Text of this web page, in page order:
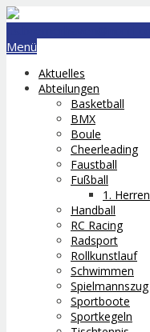
Menü
Aktuelles
Abteilungen
Basketball
BMX
Boule
Cheerleading
Faustball
Fußball
1. Herren
Handball
RC Racing
Radsport
Rollkunstlauf
Schwimmen
Spielmannszug
Sportboote
Sportkegeln